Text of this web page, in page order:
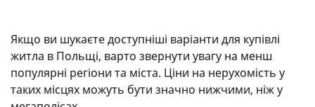
Якщо ви шукаєте доступніші варіанти для купівлі
житла в Польщі, варто звернути увагу на менш
популярні регіони та міста. Ціни на нерухомість у
таких місцях можуть бути значно нижчими, ніж у